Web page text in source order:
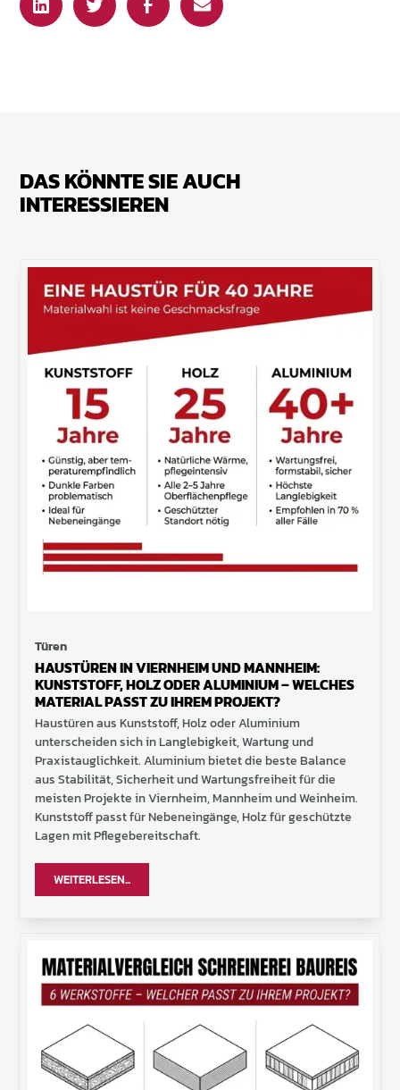
DAS KÖNNTE SIE AUCH
INTERESSIEREN
Türen
HAUSTÜREN IN VIERNHEIM UND MANNHEIM:
KUNSTSTOFF, HOLZ ODER ALUMINIUM – WELCHES
MATERIAL PASST ZU IHREM PROJEKT?
Haustüren aus Kunststoff, Holz oder Aluminium
unterscheiden sich in Langlebigkeit, Wartung und
Praxistauglichkeit. Aluminium bietet die beste Balance
aus Stabilität, Sicherheit und Wartungsfreiheit für die
meisten Projekte in Viernheim, Mannheim und Weinheim.
Kunststoff passt für Nebeneingänge, Holz für geschützte
Lagen mit Pflegebereitschaft.
WEITERLESEN...